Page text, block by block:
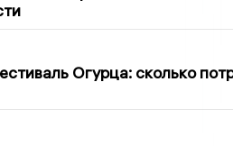
Огурца: сколько